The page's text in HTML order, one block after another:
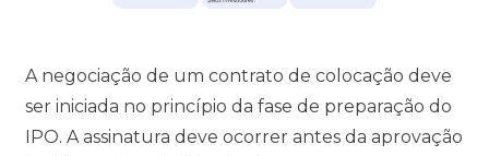
A negociação de um contrato de colocação deve
ser iniciada no princípio da fase de preparação do
IPO. A assinatura deve ocorrer antes da aprovação